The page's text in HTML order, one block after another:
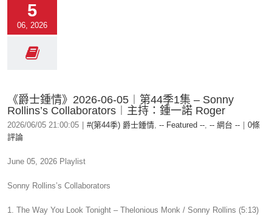
5
06, 2026
《爵士鍾情》2026-06-05︱第44季1集 – Sonny
Rollins’s Collaborators︱主持：鍾一諾 Roger
2026/06/05 21:00:05 #(第44季) 爵士鍾情, -- Featured --, -- 網台 --
0條
評論
June 05, 2026 Playlist
Sonny Rollins’s Collaborators
1. The Way You Look Tonight – Thelonious Monk / Sonny Rollins (5:13)